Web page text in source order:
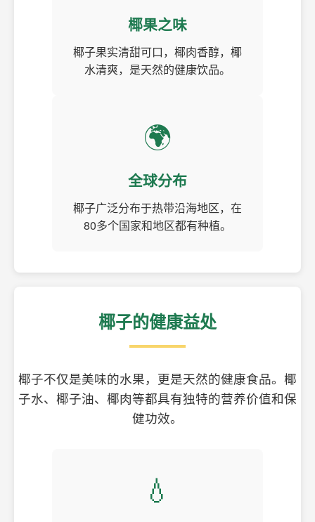
椰果之味
椰子果实清甜可口，椰肉香醇，椰
水清爽，是天然的健康饮品。
🌍
全球分布
椰子广泛分布于热带沿海地区，在
80多个国家和地区都有种植。
椰子的健康益处
椰子不仅是美味的水果，更是天然的健康食品。椰
子水、椰子油、椰肉等都具有独特的营养价值和保
健功效。
💧